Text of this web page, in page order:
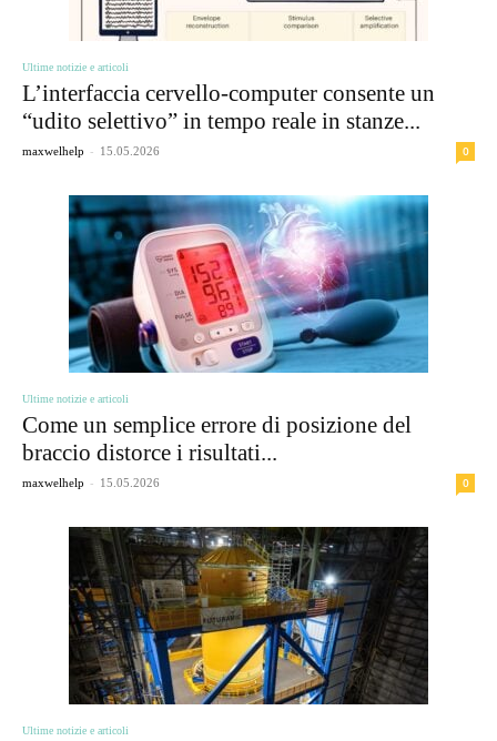
Ultime notizie e articoli
L’interfaccia cervello-computer consente un
“udito selettivo” in tempo reale in stanze...
maxwelhelp - 15.05.2026 0
Ultime notizie e articoli
Come un semplice errore di posizione del
braccio distorce i risultati...
maxwelhelp - 15.05.2026 0
Ultime notizie e articoli